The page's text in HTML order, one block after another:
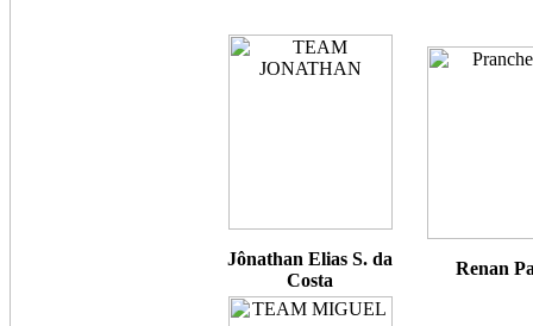
Jônathan Elias S. da
Costa
Renan